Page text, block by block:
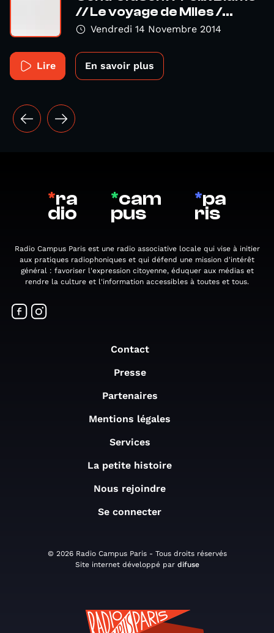
// Le voyage de Miles /...
Vendredi 14 Novembre 2014
Lire En savoir plus
*ra
dio
*cam
pus
*pa
ris
Radio Campus Paris est une radio associative locale qui vise à initier
aux pratiques radiophoniques et qui défend une mission d'intérêt
général : favoriser l'expression citoyenne, éduquer aux médias et
rendre la culture et l'information accessibles à toutes et tous.
Contact
Presse
Partenaires
Mentions légales
Services
La petite histoire
Nous rejoindre
Se connecter
© 2026 Radio Campus Paris - Tous droits réservés
Site internet développé par difuse